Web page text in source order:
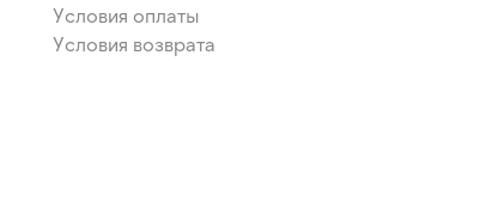
Условия оплаты
Условия возврата